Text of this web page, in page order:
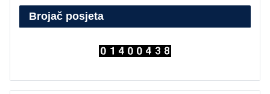
Brojač posjeta